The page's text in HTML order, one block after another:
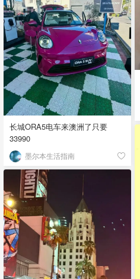
长城ORA5电车来澳洲了只要
33990
墨尔本生活指南